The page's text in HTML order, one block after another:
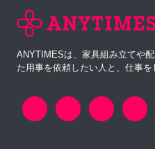
ANYTIMESは、家具組み立てや
た用事を依頼したい人と、仕事を